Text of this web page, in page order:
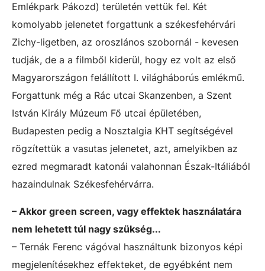
Emlékpark Pákozd) területén vettük fel. Két
komolyabb jelenetet forgattunk a székesfehérvári
Zichy-ligetben, az oroszlános szobornál - kevesen
tudják, de a a filmből kiderül, hogy ez volt az első
Magyarországon felállított I. világháborús emlékmű.
Forgattunk még a Rác utcai Skanzenben, a Szent
István Király Múzeum Fő utcai épületében,
Budapesten pedig a Nosztalgia KHT segítségével
rögzítettük a vasutas jelenetet, azt, amelyikben az
ezred megmaradt katonái valahonnan Észak-Itáliából
hazaindulnak Székesfehérvárra.
– Akkor green screen, vagy effektek használatára
nem lehetett túl nagy szükség...
– Ternák Ferenc vágóval használtunk bizonyos képi
megjelenítésekhez effekteket, de egyébként nem